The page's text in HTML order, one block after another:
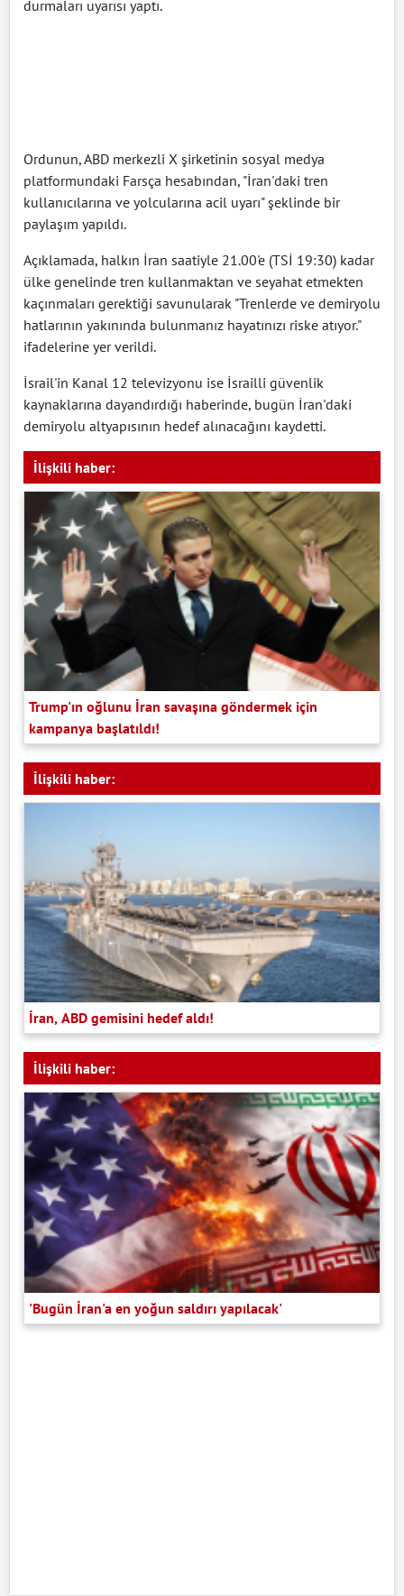
durmaları uyarısı yaptı.
Ordunun, ABD merkezli X şirketinin sosyal medya
platformundaki Farsça hesabından, "İran'daki tren
kullanıcılarına ve yolcularına acil uyarı" şeklinde bir
paylaşım yapıldı.
Açıklamada, halkın İran saatiyle 21.00'e (TSİ 19:30) kadar
ülke genelinde tren kullanmaktan ve seyahat etmekten
kaçınmaları gerektiği savunularak "Trenlerde ve demiryolu
hatlarının yakınında bulunmanız hayatınızı riske atıyor."
ifadelerine yer verildi.
İsrail'in Kanal 12 televizyonu ise İsrailli güvenlik
kaynaklarına dayandırdığı haberinde, bugün İran'daki
demiryolu altyapısının hedef alınacağını kaydetti.
İlişkili haber:
Trump'ın oğlunu İran savaşına göndermek için
kampanya başlatıldı!
İlişkili haber:
İran, ABD gemisini hedef aldı!
İlişkili haber:
'Bugün İran'a en yoğun saldırı yapılacak'